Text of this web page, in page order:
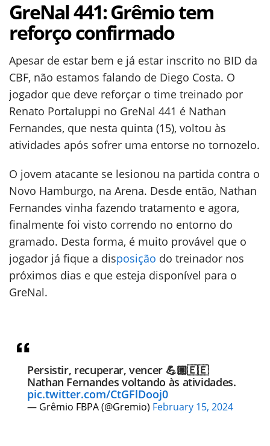
GreNal 441: Grêmio tem
reforço confirmado
Apesar de estar bem e já estar inscrito no BID da
CBF, não estamos falando de Diego Costa. O
jogador que deve reforçar o time treinado por
Renato Portaluppi no GreNal 441 é Nathan
Fernandes, que nesta quinta (15), voltou às
atividades após sofrer uma entorse no tornozelo.
O jovem atacante se lesionou na partida contra o
Novo Hamburgo, na Arena. Desde então, Nathan
Fernandes vinha fazendo tratamento e agora,
finalmente foi visto correndo no entorno do
gramado. Desta forma, é muito provável que o
jogador já fique a disposição do treinador nos
próximos dias e que esteja disponível para o
GreNal.
Persistir, recuperar, vencer 💪🏽🇪🇪
Nathan Fernandes voltando às atividades.
pic.twitter.com/CtGFlDooj0
— Grêmio FBPA (@Gremio) February 15, 2024